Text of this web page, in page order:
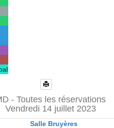
Salle Bruyères
- Toutes les réservations
Vendredi 14 juillet 2023